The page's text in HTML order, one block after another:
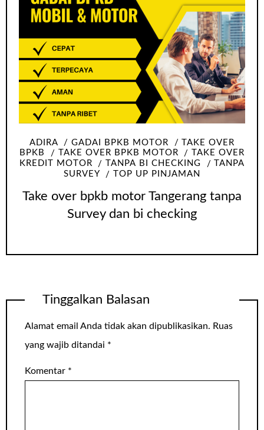
ADIRA GADAI BPKB MOTOR
TAKE OVER
BPKB
TAKE OVER BPKB MOTOR
TAKE OVER
KREDIT MOTOR
TANPA BI CHECKING
TANPA
SURVEY
TOP UP PINJAMAN
Take over bpkb motor Tangerang tanpa
Survey dan bi checking
Tinggalkan Balasan
Alamat email Anda tidak akan dipublikasikan. Ruas
yang wajib ditandai *
Komentar *